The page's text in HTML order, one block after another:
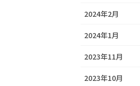
2024年2月
2024年1月
2023年11月
2023年10月